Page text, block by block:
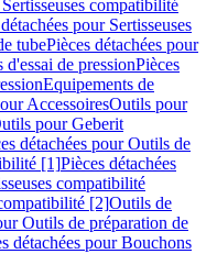
compatibilité
pour Sertisseuses
tubePièces détachées pour
d'essai de pressionPièces
Equipements de
AccessoiresOutils pour
pour Geberit
détachées pour Outils de
[1]Pièces détachées
compatibilité
[2]Outils de
Outils de préparation de
détachées pour Bouchons